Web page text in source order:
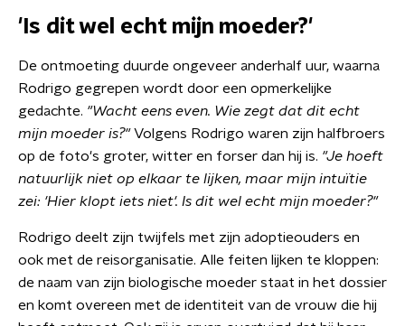
'Is dit wel echt mijn moeder?'
De ontmoeting duurde ongeveer anderhalf uur, waarna
Rodrigo gegrepen wordt door een opmerkelijke
gedachte. "Wacht eens even. Wie zegt dat dit echt
mijn moeder is?"Volgens Rodrigo waren zijn halfbroers
op de foto's groter, witter en forser dan hij is. "Je hoeft
natuurlijk niet op elkaar te lijken, maar mijn intuïtie
zei: 'Hier klopt iets niet'. Is dit wel echt mijn moeder?"
Rodrigo deelt zijn twijfels met zijn adoptieouders en
ook met de reisorganisatie. Alle feiten lijken te kloppen:
de naam van zijn biologische moeder staat in het dossier
en komt overeen met de identiteit van de vrouw die hij